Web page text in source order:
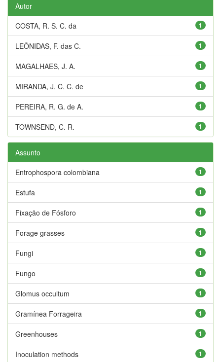
Autor
1
COSTA, R. S. C. da
1
LEÔNIDAS, F. das C.
1
MAGALHAES, J. A.
1
MIRANDA, J. C. C. de
1
PEREIRA, R. G. de A.
1
TOWNSEND, C. R.
Assunto
1
Entrophospora colombiana
1
Estufa
1
Fixação de Fósforo
1
Forage grasses
1
Fungi
1
Fungo
1
Glomus occultum
1
Gramínea Forrageira
1
Greenhouses
1
Inoculation methods